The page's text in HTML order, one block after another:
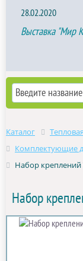
28.02.2020
Выставка "Мир
Каталог
Комплектующие
Набор креплений
Набор